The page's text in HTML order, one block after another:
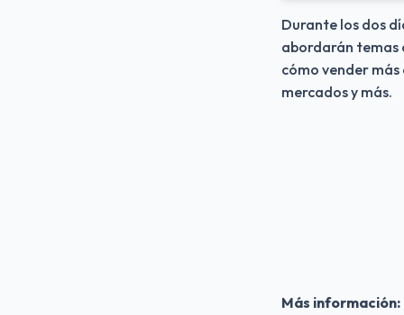
Durante los dos
abordarán temas
cómo vender
mercados y más.
Más información: